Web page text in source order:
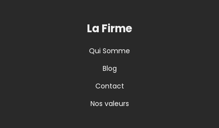
La Firme
Qui Somme
Blog
Contact
Nos valeurs